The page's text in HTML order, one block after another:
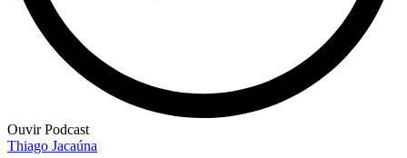
Ouvir Podcast
Thiago Jacaúna